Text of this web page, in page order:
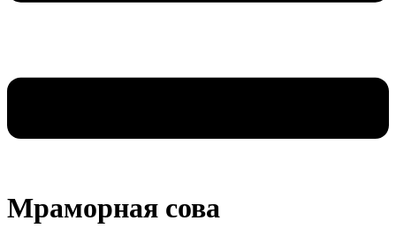
Мраморная сова